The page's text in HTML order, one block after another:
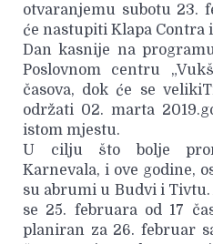
otvaranjemu subotu 23.
će nastupiti Klapa Contra
Dan kasnije na
Poslovnom centru
časova, dok će se
održati 02. marta
istom mjestu.
U cilju što bolje
Karnevala, i ove godine,
su abrumi u Budvi i
se 25. februara od 17
planiran za 26. februar